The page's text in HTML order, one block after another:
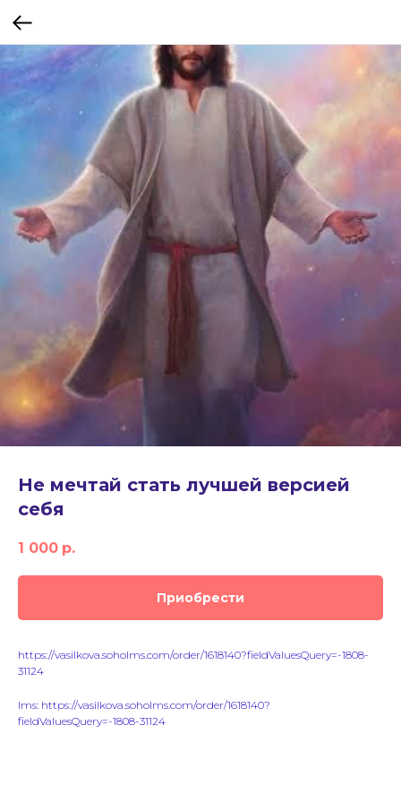
Не мечтай стать лучшей версией
себя
1 000 р.
Приобрести
https://vasilkova.soholms.com/order/1618140?fieldValuesQuery=-1808-
31124
lms: https://vasilkova.soholms.com/order/1618140?
fieldValuesQuery=-1808-31124